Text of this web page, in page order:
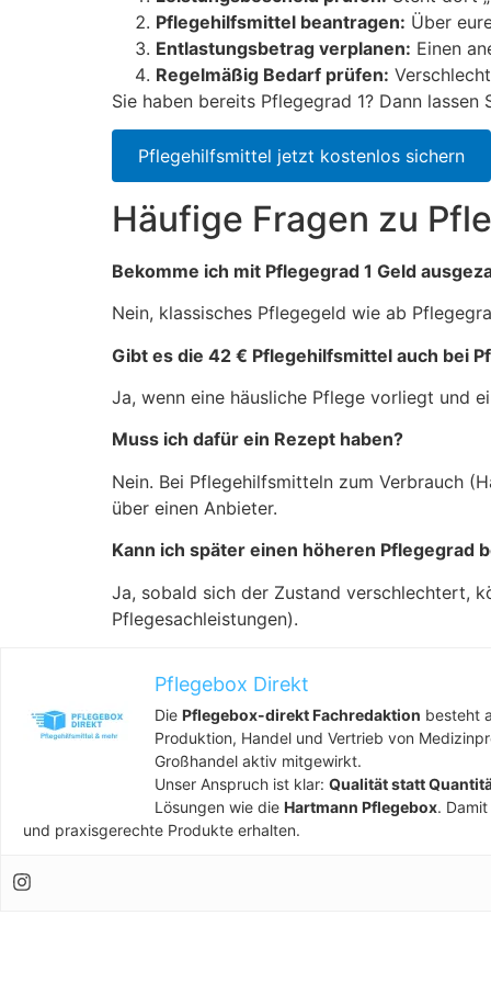
Pflegehilfsmittel beantragen: Über
Entlastungsbetrag verplanen: Einen
Regelmäßig Bedarf prüfen:
Sie haben bereits Pflegegrad 1? Dann
Pflegehilfsmittel jetzt kostenlos sichern
Häufige Fragen zu
Bekomme ich mit Pflegegrad 1 Geld
Nein, klassisches Pflegegeld wie ab
Gibt es die 42 € Pflegehilfsmittel auch bei
Ja, wenn eine häusliche Pflege vorliegt und
Muss ich dafür ein Rezept haben?
Nein. Bei Pflegehilfsmitteln zum Verbrauch
über einen Anbieter.
Kann ich später einen höheren Pflegegrad
Ja, sobald sich der Zustand verschlechtert,
Pflegesachleistungen).
Pflegebox Direkt
Die Pflegebox-direkt Fachredaktion besteht
Produktion, Handel und Vertrieb von
Großhandel aktiv mitgewirkt.
Unser Anspruch ist klar: Qualität statt
Lösungen wie die Hartmann Pflegebox.
und praxisgerechte Produkte erhalten.